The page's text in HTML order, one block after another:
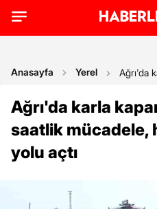
Anasayfa Yerel Ağrı'da
Ağrı'da karla
saatlik mücadele,
yolu açtı